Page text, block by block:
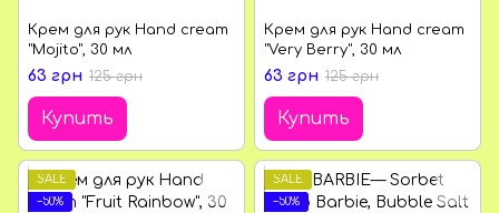
Крем для рук Hand cream
"Mojito", 30 мл
63 грн 125 грн
Купить
Крем для рук Hand cream
"Very Berry", 30 мл
63 грн 125 грн
Купить
SALE
−50%
SALE
−50%